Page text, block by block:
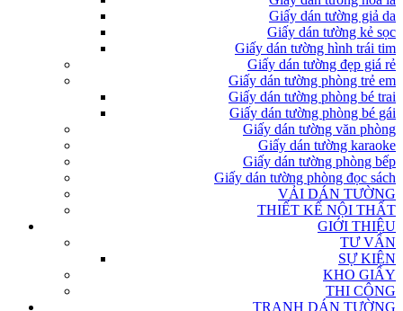
Giấy dán tường giả da
Giấy dán tường kẻ sọc
Giấy dán tường hình trái tim
Giấy dán tường đẹp giá rẻ
Giấy dán tường phòng trẻ em
Giấy dán tường phòng bé trai
Giấy dán tường phòng bé gái
Giấy dán tường văn phòng
Giấy dán tường karaoke
Giấy dán tường phòng bếp
Giấy dán tường phòng đọc sách
VẢI DÁN TƯỜNG
THIẾT KẾ NỘI THẤT
GIỚI THIỆU
TƯ VẤN
SỰ KIỆN
KHO GIẤY
THI CÔNG
TRANH DÁN TƯỜNG